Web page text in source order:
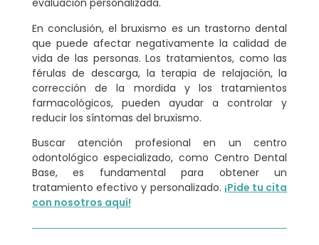
evaluación personalizada.
En conclusión, el bruxismo es un trastorno dental
que puede afectar negativamente la calidad de
vida de las personas. Los tratamientos, como las
férulas de descarga, la terapia de relajación, la
corrección de la mordida y los tratamientos
farmacológicos, pueden ayudar a controlar y
reducir los síntomas del bruxismo.
Buscar atención profesional en un centro
odontológico especializado, como Centro Dental
Base, es fundamental para obtener un
tratamiento efectivo y personalizado. ¡Pide tu cita
con nosotros aquí!